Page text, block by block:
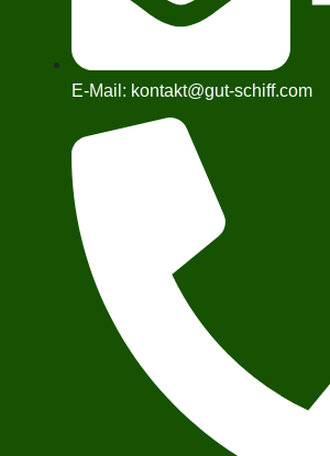
E-Mail: kontakt@gut-schiff.com